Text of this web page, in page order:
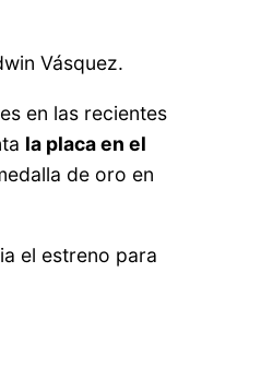
Vásquez.
en las recientes
la placa en el
de oro en
el estreno para